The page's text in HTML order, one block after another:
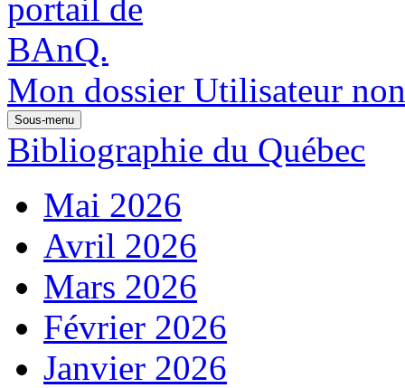
Mon dossier Utilisateur
Sous-menu
Bibliographie du Québec
Mai 2026
Avril 2026
Mars 2026
Février 2026
Janvier 2026